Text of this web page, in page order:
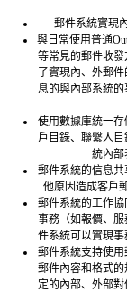
郵件系統實現
與日常使用普通
等常見的郵件收
了實現內、外郵
息的與內部系統
使用數據庫統一
戶目錄、聯繫人
統內部
郵件系統的信息
他原因造成客戶
郵件系統的工作
事務（如報價、
件系統可以實現事
郵件系統支持使
郵件內容和格式
定的內部、外部對